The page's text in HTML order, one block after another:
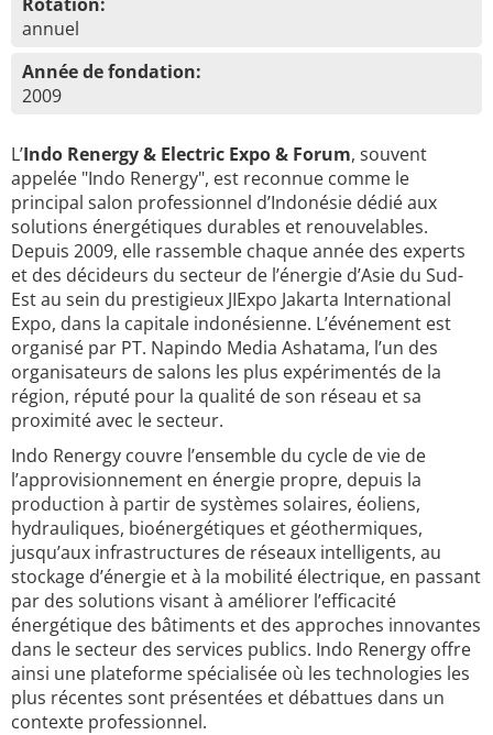
annuel
Année de fondation:
2009
L’Indo Renergy & Electric Expo & Forum, souvent
appelée "Indo Renergy", est reconnue comme le
principal salon professionnel d’Indonésie dédié aux
solutions énergétiques durables et renouvelables.
Depuis 2009, elle rassemble chaque année des experts
et des décideurs du secteur de l’énergie d’Asie du Sud-
Est au sein du prestigieux JIExpo Jakarta International
Expo, dans la capitale indonésienne. L’événement est
organisé par PT. Napindo Media Ashatama, l’un des
organisateurs de salons les plus expérimentés de la
région, réputé pour la qualité de son réseau et sa
proximité avec le secteur.
Indo Renergy couvre l’ensemble du cycle de vie de
l’approvisionnement en énergie propre, depuis la
production à partir de systèmes solaires, éoliens,
hydrauliques, bioénergétiques et géothermiques,
jusqu’aux infrastructures de réseaux intelligents, au
stockage d’énergie et à la mobilité électrique, en passant
par des solutions visant à améliorer l’efficacité
énergétique des bâtiments et des approches innovantes
dans le secteur des services publics. Indo Renergy offre
ainsi une plateforme spécialisée où les technologies les
plus récentes sont présentées et débattues dans un
contexte professionnel.